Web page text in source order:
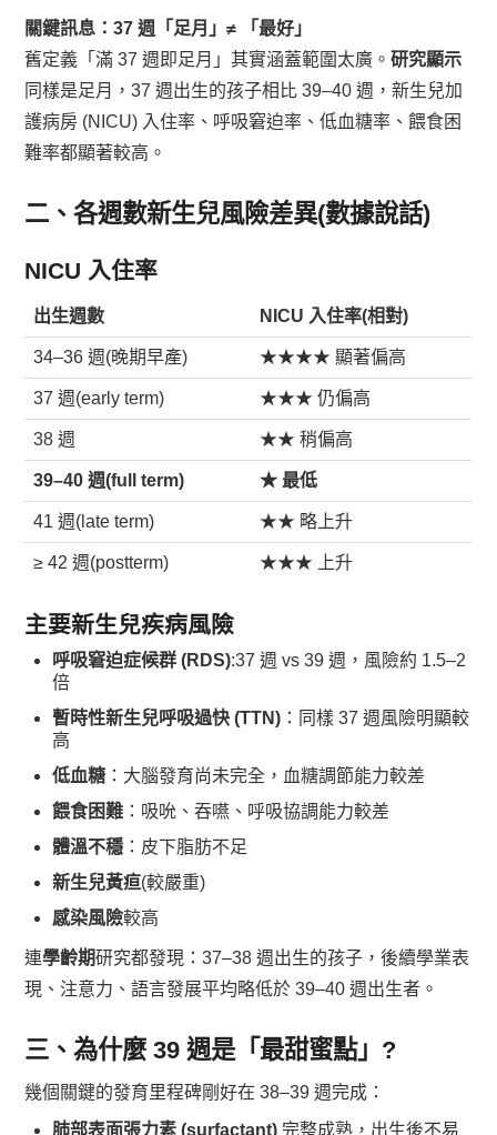
關鍵訊息：37 週「足月」≠ 「最好」
舊定義「滿 37 週即足月」其實涵蓋範圍太廣。研究顯示
同樣是足月，37 週出生的孩子相比 39–40 週，新生兒加
護病房 (NICU) 入住率、呼吸窘迫率、低血糖率、餵食困
難率都顯著較高。
二、各週數新生兒風險差異(數據說話)
NICU 入住率
出生週數 NICU 入住率(相對)
34–36 週(晚期早產) ★★★★ 顯著偏高
37 週(early term) ★★★ 仍偏高
38 週 ★★ 稍偏高
39–40 週(full term) ★ 最低
41 週(late term) ★★ 略上升
≥ 42 週(postterm) ★★★ 上升
主要新生兒疾病風險
呼吸窘迫症候群 (RDS):37 週 vs 39 週，風險約 1.5–2
倍
暫時性新生兒呼吸過快 (TTN) ：同樣 37 週風險明顯較
高
低血糖 ：大腦發育尚未完全，血糖調節能力較差
餵食困難 ：吸吮、吞嚥、呼吸協調能力較差
體溫不穩 ：皮下脂肪不足
新生兒黃疸(較嚴重)
感染風險較高
連學齡期研究都發現：37–38 週出生的孩子，後續學業表
現、注意力、語言發展平均略低於 39–40 週出生者。
三、為什麼 39 週是「最甜蜜點」?
幾個關鍵的發育里程碑剛好在 38–39 週完成：
肺部表面張力素 (surfactant) 完整成熟，出生後不易